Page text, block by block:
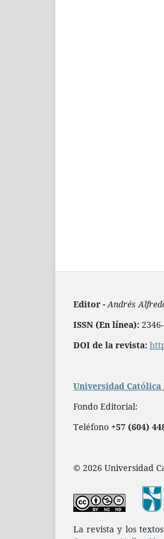
Editor - Andrés
ISSN (En línea):
DOI de la revista:
Universidad
Fondo Editorial:
Teléfono +57 (604)
© 2026 Universidad
La revista y los